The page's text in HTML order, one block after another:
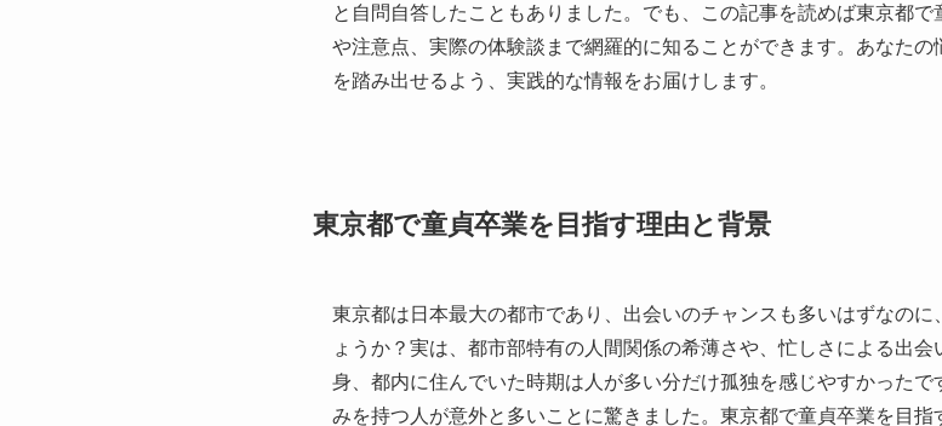
と自問自答したこともありました。でも、この記事を読めば東京都
や注意点、実際の体験談まで網羅的に知ることができます。あなた
を踏み出せるよう、実践的な情報をお届けします。
東京都で童貞卒業を目指す理由と背景
東京都は日本最大の都市であり、出会いのチャンスも多いはずなの
ょうか？実は、都市部特有の人間関係の希薄さや、忙しさによる出
身、都内に住んでいた時期は人が多い分だけ孤独を感じやすかった
みを持つ人が意外と多いことに驚きました。東京都で童貞卒業を目